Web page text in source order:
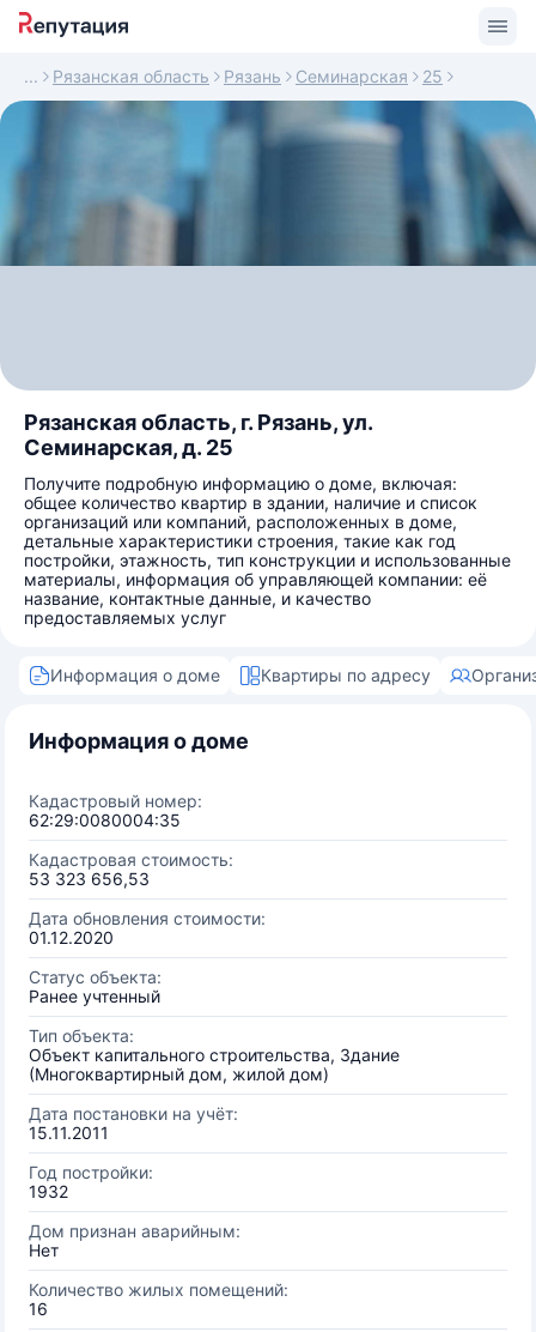
Рязанская область Рязань Семинарская 25
Рязанская область, г. Рязань, ул.
Семинарская, д. 25
Получите подробную информацию о доме, включая:
общее количество квартир в здании, наличие и список
организаций или компаний, расположенных в доме,
детальные характеристики строения, такие как год
постройки, этажность, тип конструкции и использованные
материалы, информация об управляющей компании: её
название, контактные данные, и качество
предоставляемых услуг
Информация о доме Квартиры по адресу
Информация о доме
Кадастровый номер:
62:29:0080004:35
Кадастровая стоимость:
53 323 656,53
Дата обновления стоимости:
01.12.2020
Статус объекта:
Ранее учтенный
Тип объекта:
Объект капитального строительства, Здание
(Многоквартирный дом, жилой дом)
Дата постановки на учёт:
15.11.2011
Год постройки:
1932
Дом признан аварийным:
Нет
Количество жилых помещений:
16